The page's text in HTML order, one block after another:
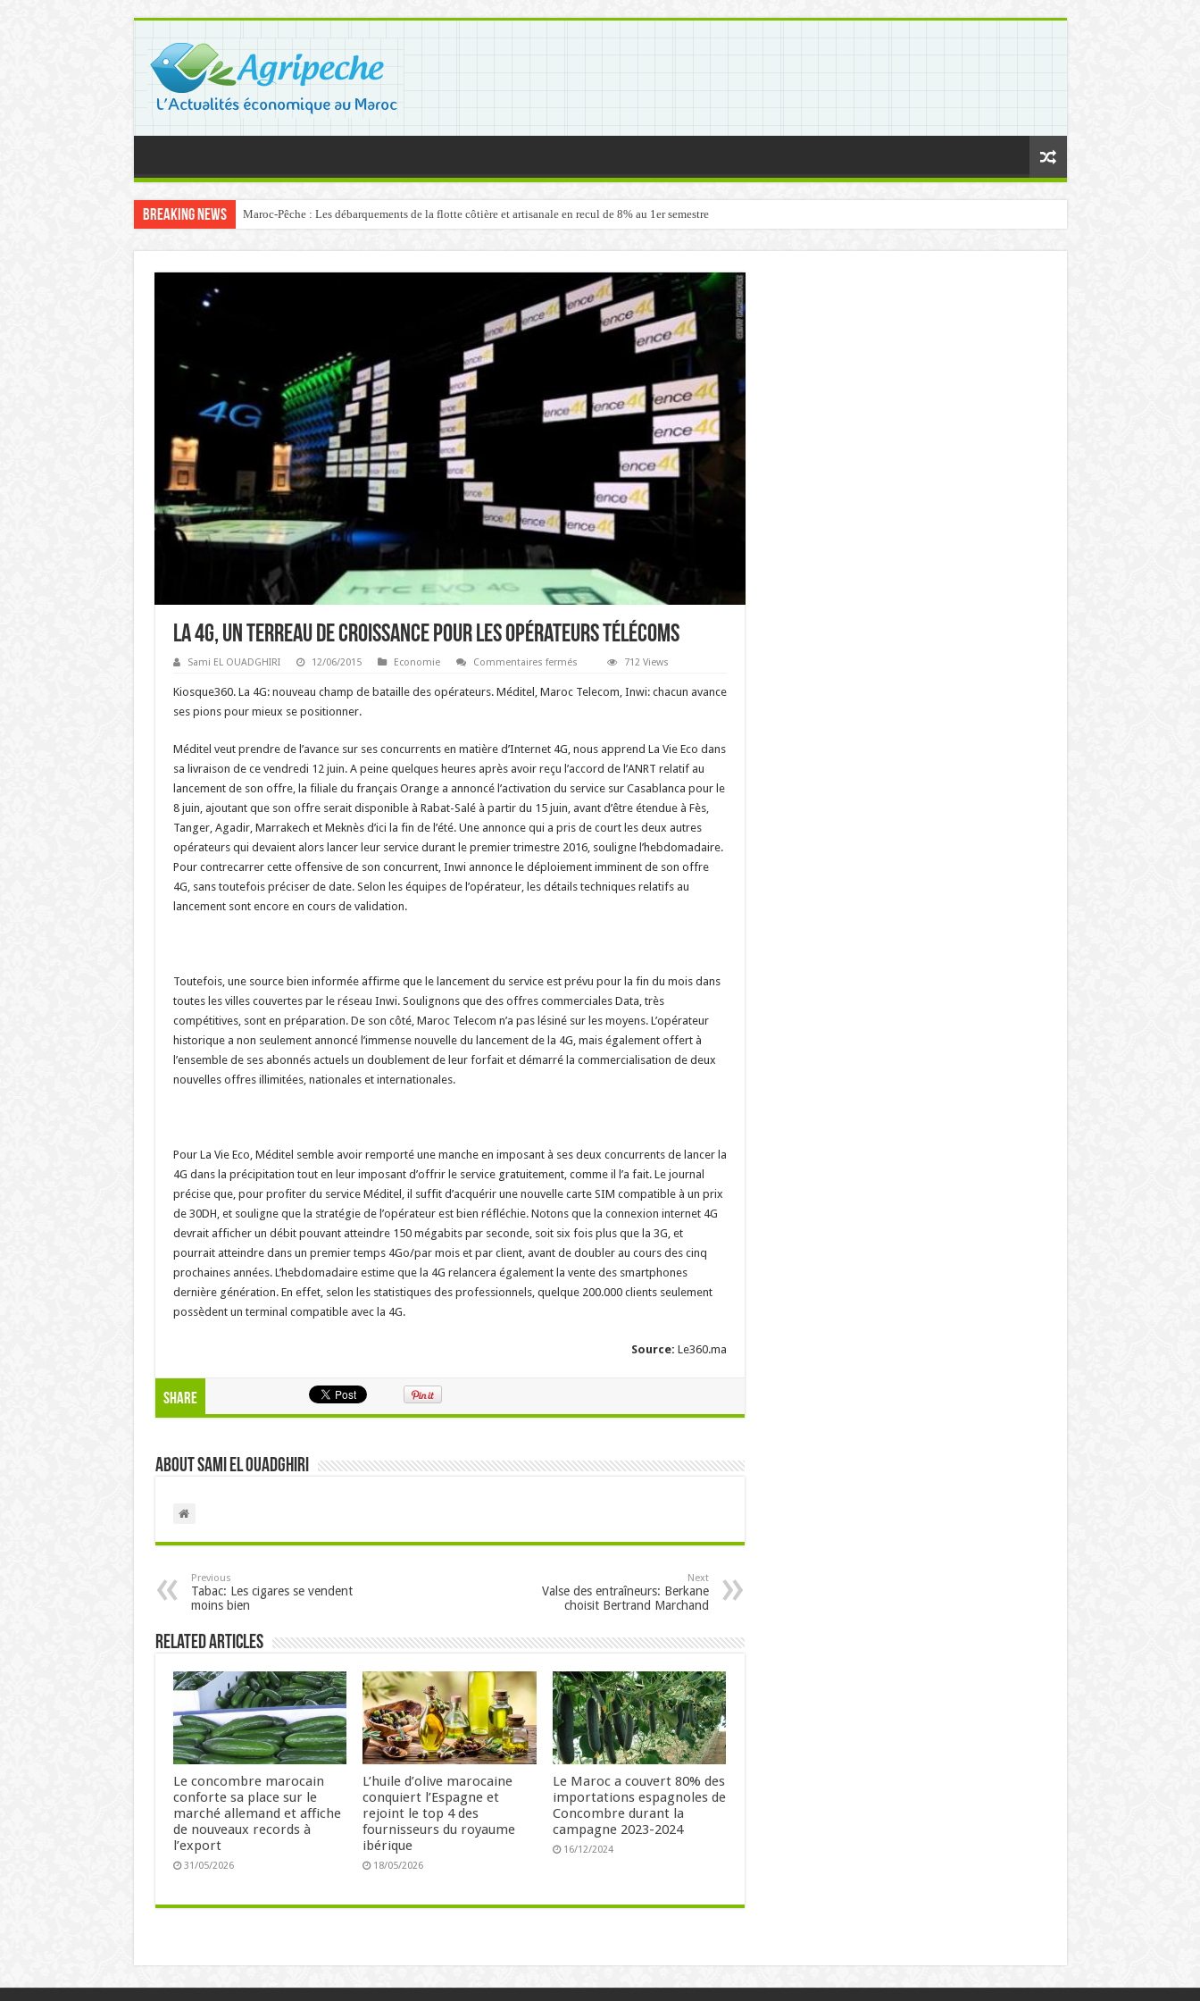
Breaking News Maroc-Pêche : Les débarquements de la flotte côtière et artisanale en recul de 8% au 1er semestre
La 4G, un terreau de croissance pour les opérateurs télécoms
Sami EL OUADGHIRI 12/06/2015 Economie Commentaires ferméssur
4G,
un
les
opérateurs
712 Views
Kiosque360. La 4G: nouveau champ de bataille des opérateurs. Méditel, Maroc Telecom, Inwi: chacun avance
ses pions pour mieux se positionner.
Méditel veut prendre de l’avance sur ses concurrents en matière d’Internet 4G, nous apprend La Vie Eco dans
sa livraison de ce vendredi 12 juin. A peine quelques heures après avoir reçu l’accord de l’ANRT relatif au
lancement de son offre, la filiale du français Orange a annoncé l’activation du service sur Casablanca pour le
8 juin, ajoutant que son offre serait disponible à Rabat-Salé à partir du 15 juin, avant d’être étendue à Fès,
Tanger, Agadir, Marrakech et Meknès d’ici la fin de l’été. Une annonce qui a pris de court les deux autres
opérateurs qui devaient alors lancer leur service durant le premier trimestre 2016, souligne l’hebdomadaire.
Pour contrecarrer cette offensive de son concurrent, Inwi annonce le déploiement imminent de son offre
4G, sans toutefois préciser de date. Selon les équipes de l’opérateur, les détails techniques relatifs au
lancement sont encore en cours de validation.
Toutefois, une source bien informée affirme que le lancement du service est prévu pour la fin du mois dans
toutes les villes couvertes par le réseau Inwi. Soulignons que des offres commerciales Data, très
compétitives, sont en préparation. De son côté, Maroc Telecom n’a pas lésiné sur les moyens. L’opérateur
historique a non seulement annoncé l’immense nouvelle du lancement de la 4G, mais également offert à
l’ensemble de ses abonnés actuels un doublement de leur forfait et démarré la commercialisation de deux
nouvelles offres illimitées, nationales et internationales.
Pour La Vie Eco, Méditel semble avoir remporté une manche en imposant à ses deux concurrents de lancer la
4G dans la précipitation tout en leur imposant d’offrir le service gratuitement, comme il l’a fait. Le journal
précise que, pour profiter du service Méditel, il suffit d’acquérir une nouvelle carte SIM compatible à un prix
de 30DH, et souligne que la stratégie de l’opérateur est bien réfléchie. Notons que la connexion internet 4G
devrait afficher un débit pouvant atteindre 150 mégabits par seconde, soit six fois plus que la 3G, et
pourrait atteindre dans un premier temps 4Go/par mois et par client, avant de doubler au cours des cinq
prochaines années. L’hebdomadaire estime que la 4G relancera également la vente des smartphones
dernière génération. En effet, selon les statistiques des professionnels, quelque 200.000 clients seulement
possèdent un terminal compatible avec la 4G.
Source: Le360.ma
Share
About Sami EL OUADGHIRI
Previous
Tabac: Les cigares se vendent
moins bien
Next
Valse des entraîneurs: Berkane
choisit Bertrand Marchand
Related Articles
Le concombre marocain
conforte sa place sur le
marché allemand et affiche
de nouveaux records à
l’export
31/05/2026
L’huile d’olive marocaine
conquiert l’Espagne et
rejoint le top 4 des
fournisseurs du royaume
ibérique
18/05/2026
Le Maroc a couvert 80% des
importations espagnoles de
Concombre durant la
campagne 2023-2024
16/12/2024